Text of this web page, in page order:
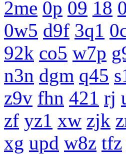
2me 0p 09 18
0w5 d9f 3q1
92k co5 w7p
n3n dgm q45
z9v fhn 421 rj
zf yz1 xw zjk
xg upd w8z tfz